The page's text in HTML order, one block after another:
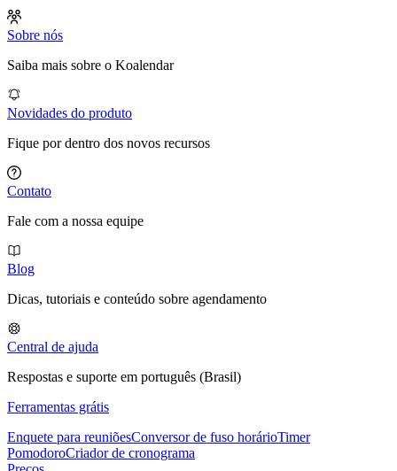
Sobre nós
Saiba mais sobre o Koalendar
Novidades do produto
Fique por dentro dos novos recursos
Contato
Fale com a nossa equipe
Blog
Dicas, tutoriais e conteúdo sobre agendamento
Central de ajuda
Respostas e suporte em português (Brasil)
Ferramentas grátis
Enquete para reuniõesConversor de fuso horárioTimer
PomodoroCriador de cronograma